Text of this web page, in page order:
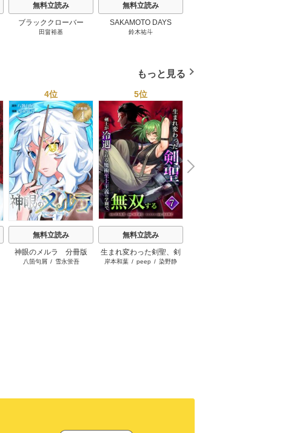
無料立読み
ブラッククローバー
田畠裕基
無料立読み
SAKAMOTO DAYS
鈴木祐斗
もっと見る
4位
無料立読み
神眼のメルラ 分冊版
八箇句屑/ 雪永蛍吾
5位
無料立読み
生まれ変わった剣聖、剣
士が冷遇される魔術至上
岸本和葉 / peep / 染野静
N
e
x
t